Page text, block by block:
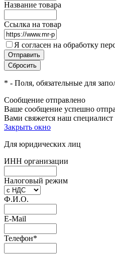
Название товара
Ссылка на товар
Я согласен на обработку
* - Поля, обязательные для
Сообщение отправлено
Ваше сообщение успешно
Вами свяжется наш специалист
Закрыть окно
Для юридических лиц
ИНН организации
Налоговый режим
Ф.И.О.
E-Mail
Телефон*